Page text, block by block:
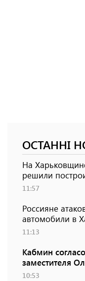
ОСТАННІ
На
решили
11:57
Россияне
автомобили в
11:13
Кабмин
заместителя
10:53